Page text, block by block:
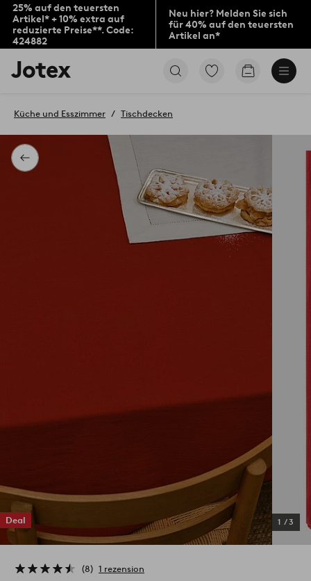
25% auf den teuersten
Artikel* + 10% extra auf
reduzierte Preise**. Code:
424882
Neu hier? Melden Sie sich
für 40% auf den teuersten
Artikel an*
Jotex-
Logo
Startseite
Zu
Produkten
Zum
Zurück
Küche und Esszimmer Tischdecken
Deal 1 /3
8 1 rezension